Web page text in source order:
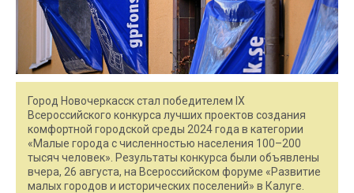
Город Новочеркасск стал победителем IX
Всероссийского конкурса лучших проектов создания
комфортной городской среды 2024 года в категории
«Малые города с численностью населения 100–200
тысяч человек». Результаты конкурса были объявлены
вчера, 26 августа, на Всероссийском форуме «Развитие
малых городов и исторических поселений» в Калуге.